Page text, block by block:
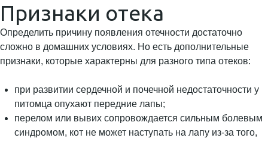
Признаки отека
Определить причину появления отечности достаточно
сложно в домашних условиях. Но есть дополнительные
признаки, которые характерны для разного типа отеков:
при развитии сердечной и почечной недостаточности у
питомца опухают передние лапы;
перелом или вывих сопровождается сильным болевым
синдромом, кот не может наступать на лапу из-за того,